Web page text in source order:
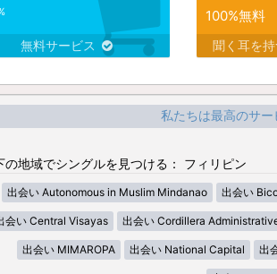
無料サービス
100%無料
聞く耳を
私たちは最高のサ
の地域でシングルを見つける： フィリピン
出会い Autonomous in Muslim Mindanao 出会い
会い Central Visayas 出会い Cordillera
出会い MIMAROPA 出会い National Capital 出